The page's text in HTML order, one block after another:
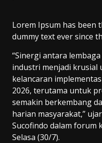
Lorem Ipsum has been
dummy text ever since
“Sinergi antara
industri menjadi krusial
kelancaran
2026, terutama untuk
semakin berkembang
harian masyarakat,”
Sucofindo dalam forum
Selasa (30/7).